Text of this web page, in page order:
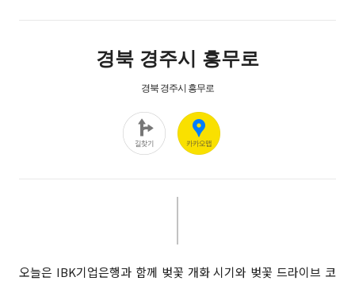
오늘은 IBK기업은행과 함께 벚꽃 개화 시기와 벚꽃 드라이브 코